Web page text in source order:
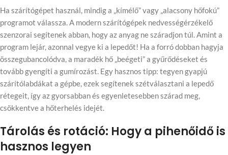
Ha szárítógépet használ, mindig a „kímélő” vagy „alacsony hőfokú”
programot válassza. A modern szárítógépek nedvességérzékelő
szenzorai segítenek abban, hogy az anyag ne száradjon túl. Amint a
program lejár, azonnal vegye ki a lepedőt! Ha a forró dobban hagyja
összegubancolódva, a maradék hő „beégeti” a gyűrődéseket és
tovább gyengíti a gumírozást. Egy hasznos tipp: tegyen gyapjú
szárítólabdákat a gépbe, ezek segítenek szétválasztani a lepedő
rétegeit, így az gyorsabban és egyenletesebben szárad meg,
csökkentve a hőterhelés idejét.
Tárolás és rotáció: Hogy a pihenőidő is
hasznos legyen